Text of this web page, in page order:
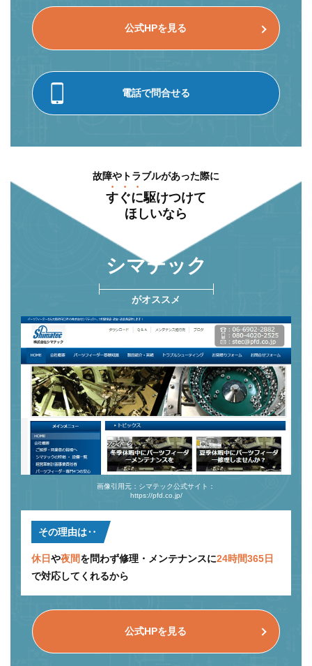
公式HPを見る
電話で問合せる
故障やトラブルがあった際に
すぐに駆けつけて
ほしいなら
シマテック
がオススメ
画像引用元：シマテック公式サイト：
https://pfd.co.jp/
その理由は‥
休日や夜間を問わず修理・メンテナンスに24時間365日
で対応してくれるから
公式HPを見る